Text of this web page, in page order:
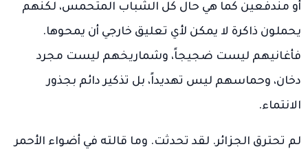
أو مندفعين كما هي حال كل الشباب المتحمس، لكنهم
يحملون ذاكرة لا يمكن لأي تعليق خارجي أن يمحوها.
فأغانيهم ليست ضجيجاً، وشماريخهم ليست مجرد
دخان، وحماسهم ليس تهديداً، بل تذكير دائم بجذور
الانتماء.
لم تحترق الجزائر. لقد تحدثت. وما قالته في أضواء الأحمر